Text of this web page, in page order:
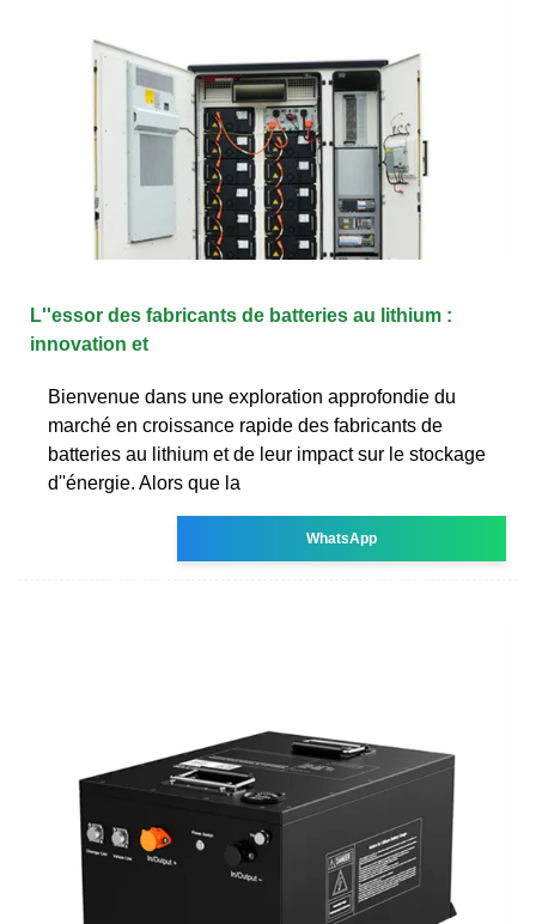
L''essor des fabricants de batteries au lithium :
innovation et
Bienvenue dans une exploration approfondie du
marché en croissance rapide des fabricants de
batteries au lithium et de leur impact sur le stockage
d''énergie. Alors que la
WhatsApp